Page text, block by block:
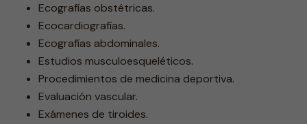
Ecografías obstétricas.
Ecocardiografías.
Ecografías abdominales.
Estudios musculoesqueléticos.
Procedimientos de medicina deportiva.
Evaluación vascular.
Exámenes de tiroides.